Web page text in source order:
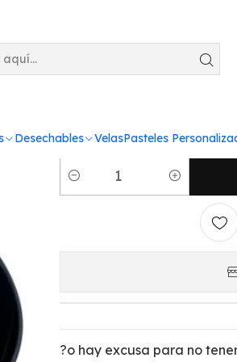
Desechables VelasPasteles
Cantidad
?o hay excusa para no